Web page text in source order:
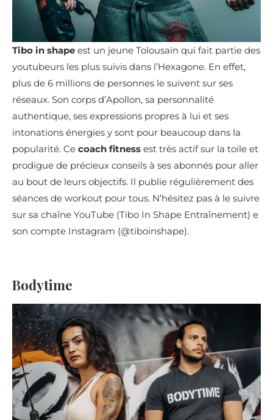
Tibo in shape est un jeune Tolousain qui fait partie des
youtubeurs les plus suivis dans l’Hexagone. En effet,
plus de 6 millions de personnes le suivent sur ses
réseaux. Son corps d’Apollon, sa personnalité
authentique, ses expressions propres à lui et ses
intonations énergies y sont pour beaucoup dans la
popularité. Ce coach fitness est très actif sur la toile et
prodigue de précieux conseils à ses abonnés pour aller
au bout de leurs objectifs. Il publie régulièrement des
séances de workout pour tous. N’hésitez pas à le suivre
sur sa chaîne YouTube (Tibo In Shape Entraînement) e
son compte Instagram (@tiboinshape).
Bodytime